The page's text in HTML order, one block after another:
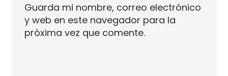
Guarda mi nombre, correo electrónico
y web en este navegador para la
próxima vez que comente.